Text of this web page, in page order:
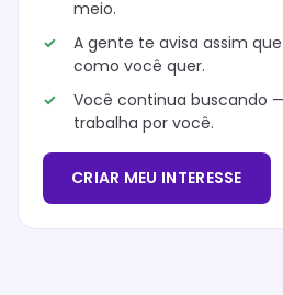
meio.
A gente te avisa assim
como você quer.
Você continua buscando
trabalha por você.
CRIAR MEU INTERESSE